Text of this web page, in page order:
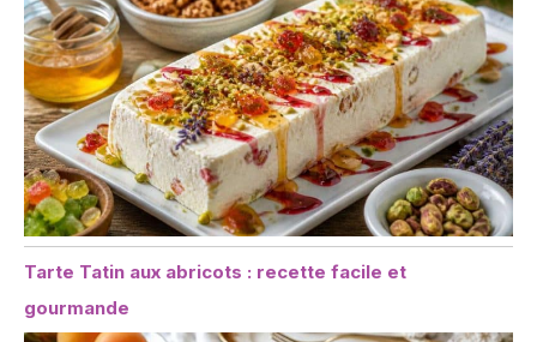
Tarte Tatin aux abricots : recette facile et
gourmande